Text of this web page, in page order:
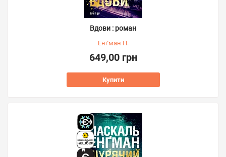
Вдови : роман
Енґман П.
649,00 грн
Купити